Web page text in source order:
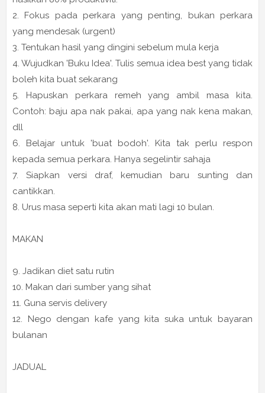
2. Fokus pada perkara yang penting, bukan perkara
yang mendesak (urgent)
3. Tentukan hasil yang dingini sebelum mula kerja
4. Wujudkan 'Buku Idea'. Tulis semua idea best yang tidak
boleh kita buat sekarang
5. Hapuskan perkara remeh yang ambil masa kita.
Contoh: baju apa nak pakai, apa yang nak kena makan,
dll
6. Belajar untuk 'buat bodoh'. Kita tak perlu respon
kepada semua perkara. Hanya segelintir sahaja
7. Siapkan versi draf, kemudian baru sunting dan
cantikkan.
8. Urus masa seperti kita akan mati lagi 10 bulan.
MAKAN
9. Jadikan diet satu rutin
10. Makan dari sumber yang sihat
11. Guna servis delivery
12. Nego dengan kafe yang kita suka untuk bayaran
bulanan
JADUAL